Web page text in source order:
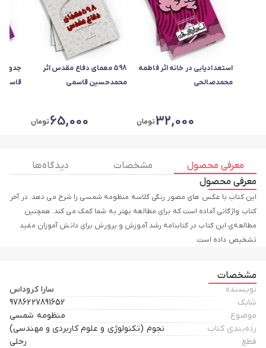
استعدادیابی در خانه اثر فاطمه
محمدصالحی
32,000تومان
598 معمای دفاع مقدس اثر
محمدحسین قاسمی
65,000تومان
جدول
معرفی محصول مشخصات
دیدگاه ها
معرفی محصول
این کتاب با عکس های مصور رنگی گلاسه منظومه شمسی را شرح می دهد. در آخر
کتاب واژگانی آماده است که برای مطالعه بهتر به شما کمک می کند. همچنین
مطالعه‌ی این کتاب در کتابنامه رشد آموزش و پرورش برای دانش آموزان مفید
تشخیص داده است.
مشخصات
نویسنده
سارا کروداس
شابک
9786227891652
موضوع
منظومه شمسی
رده‌بندی کتاب
نجوم (تکنولوژی و علوم کاربردی و مهندسی)
قطع
رحلی